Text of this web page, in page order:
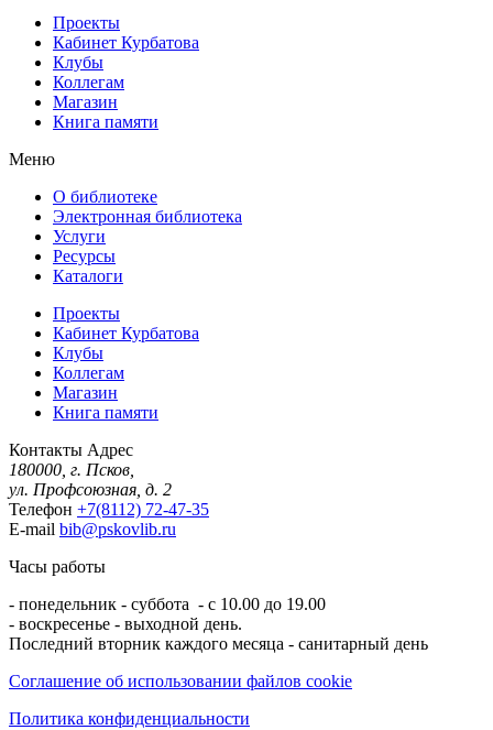
Проекты
Кабинет Курбатова
Клубы
Коллегам
Магазин
Книга памяти
Меню
О библиотеке
Электронная библиотека
Услуги
Ресурсы
Каталоги
Проекты
Кабинет Курбатова
Клубы
Коллегам
Магазин
Книга памяти
Контакты Адрес
180000, г. Псков,
ул. Профсоюзная, д. 2
Телефон +7(8112) 72-47-35
E-mail bib@pskovlib.ru
Часы работы
- понедельник - суббота - с 10.00 до 19.00
- воскресенье - выходной день.
Последний вторник каждого месяца - санитарный день
Соглашение об использовании файлов cookie
Политика конфиденциальности